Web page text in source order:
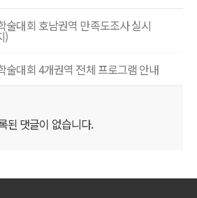
술대회 호남권역 만족도조사 실시
)
술대회 4개권역 전체 프로그램 안내
된 댓글이 없습니다.